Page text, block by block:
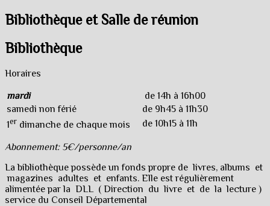
Bibliothèque et Salle de réunion
Bibliothèque
Horaires
mardi
de 14h à 16h00
samedi non férié
de 9h45 à 11h30
1er dimanche de chaque mois de 10h15 à 11h
Abonnement: 5€/personne/an
La bibliothèque possède un fonds propre de livres, albums et
magazines adultes et enfants. Elle est régulièrement
alimentée par la DLL ( Direction du livre et de la lecture )
service du Conseil Départemental